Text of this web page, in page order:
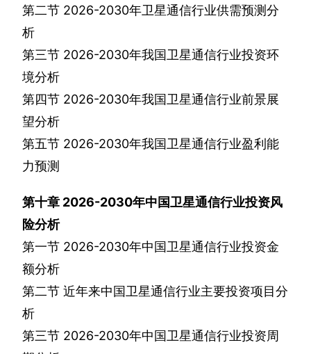
第二节 2026-2030年卫星通信行业供需预测分
析
第三节 2026-2030年我国卫星通信行业投资环
境分析
第四节 2026-2030年我国卫星通信行业前景展
望分析
第五节 2026-2030年我国卫星通信行业盈利能
力预测
第十章 2026-2030年中国卫星通信行业投资风
险分析
第一节 2026-2030年中国卫星通信行业投资金
额分析
第二节 近年来中国卫星通信行业主要投资项目分
析
第三节 2026-2030年中国卫星通信行业投资周